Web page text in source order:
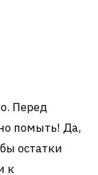
Перед
помыть! Да,
остатки
к